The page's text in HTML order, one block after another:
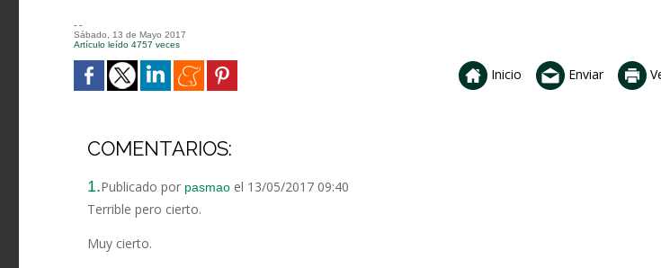
- -
Sábado, 13 de Mayo 2017
Artículo leído 4757 veces
Inicio Enviar
COMENTARIOS:
1.Publicado por pasmao el 13/05/2017 09:40
Terrible pero cierto.
Muy cierto.